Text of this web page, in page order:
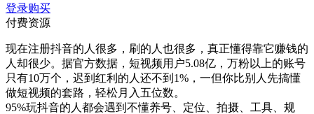
登录购买
付费资源
现在注册抖音的人很多，刷的人也很多，真正懂得靠它赚钱的
人却很少。据官方数据，短视频用户5.08亿，万粉以上的账号
只有10万个，迟到红利的人还不到1%，一但你比别人先搞懂
做短视频的套路，轻松月入五位数。
95%玩抖音的人都会遇到不懂养号、定位、拍摄、工具、规